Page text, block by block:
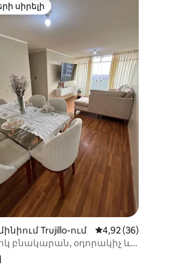
5-ից 4,9, 21 կարծիք
սիրելի
սիրելի
Trujillo-ում Միջին
4,92 (36)
բնակարան, օդորակիչ և